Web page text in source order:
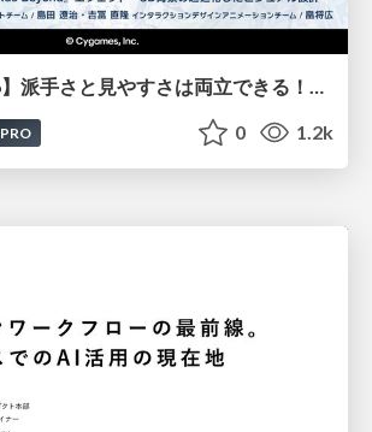
PRO 0 1.2k